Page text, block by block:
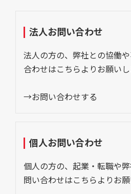
法人お問い合わせ
法人の方の、弊社との協働
合わせはこちらよりお願いし
→お問い合わせする
個人お問い合わせ
個人の方の、起業・転職や
問い合わせはこちらよりお願